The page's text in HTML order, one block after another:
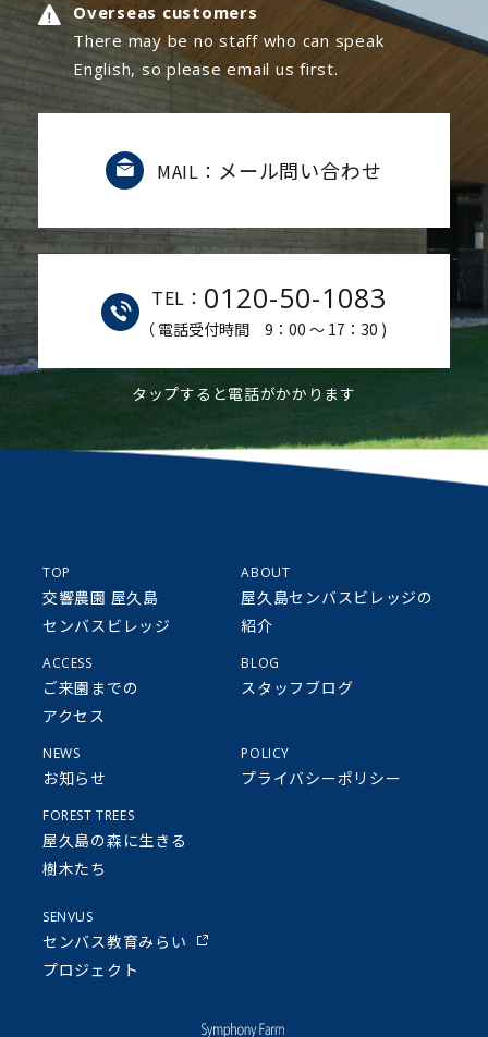
Overseas customers
There may be no staff who can speak
English, so please email us first.
MAIL： メール問い合わせ
TEL： 0120-50-1083
（ 電話受付時間 9：00 ～ 17：30 )
タップすると電話がかかります
TOP
交響農園 屋久島
センバスビレッジ
ABOUT
屋久島センバスビレッジの
紹介
ACCESS
ご来園までの
アクセス
BLOG
スタッフブログ
NEWS
お知らせ
POLICY
プライバシーポリシー
FOREST TREES
屋久島の森に生きる
樹木たち
SENVUS
センバス教育みらい
プロジェクト